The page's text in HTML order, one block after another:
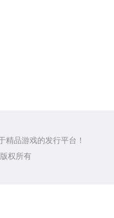
精品游戏的发行平台！
权所有